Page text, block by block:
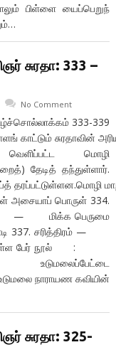
பிள்ளை யைப்பெறுந்
சுரதா: 333 –
No Comment
333-339
சுரதாவின் அரிய
மொழி
தேடித் தந்துள்ளார்.
தரப்பட்டுள்ளன.மொழி
அசையாப் பொருள் 334.
— மிக்க பெருமை
337. சரித்திரம் —
பேர் நூல் :
: உடுமலைப்பேட்டை
உடுமலை நாராயண கவியின்
சுரதா: 325-